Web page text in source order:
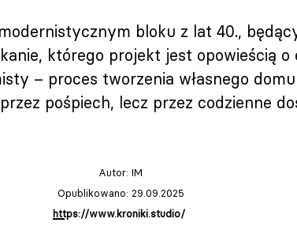
bloku z lat 40.,
którego projekt jest opowieścią o
– proces tworzenia własnego
pośpiech, lecz przez codzienne
Autor: IM
Opublikowano: 29.09.2025
https://www.kroniki.studio/